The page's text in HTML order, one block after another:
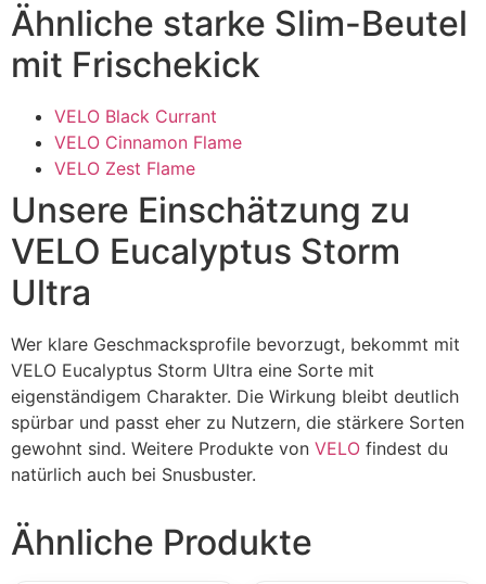
Ähnliche starke Slim-Beutel
mit Frischekick
VELO Black Currant
VELO Cinnamon Flame
VELO Zest Flame
Unsere Einschätzung zu
VELO Eucalyptus Storm
Ultra
Wer klare Geschmacksprofile bevorzugt, bekommt mit
VELO Eucalyptus Storm Ultra eine Sorte mit
eigenständigem Charakter. Die Wirkung bleibt deutlich
spürbar und passt eher zu Nutzern, die stärkere Sorten
gewohnt sind. Weitere Produkte von VELO findest du
natürlich auch bei Snusbuster.
Ähnliche Produkte